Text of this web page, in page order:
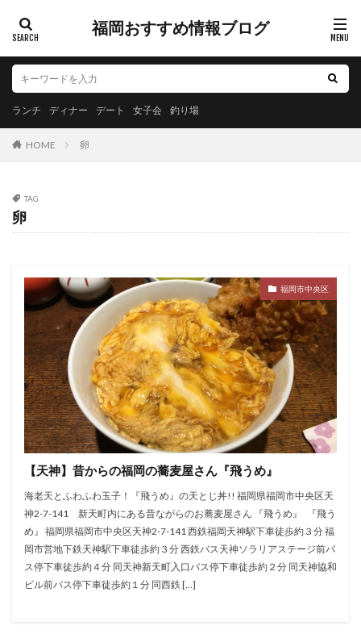
福岡おすすめ情報ブログ
ランチ ディナー デート 女子会 釣り場
HOME 卵
TAG
卵
福岡市中央区
【天神】昔からの福岡の蕎麦屋さん『飛うめ』
海老天とふわふわ玉子！『飛うめ』の天とじ丼!! 福岡県福岡市中央区天
神2-7-141 新天町内にある昔ながらのお蕎麦屋さん 『飛うめ』 『飛う
め』 福岡県福岡市中央区天神2-7-141 西鉄福岡天神駅下車徒歩約３分 福
岡市営地下鉄天神駅下車徒歩約３分 西鉄バス天神ソラリアステージ前バ
ス停下車徒歩約４分 同天神新天町入口バス停下車徒歩約２分 同天神協和
ビル前バス停下車徒歩約１分 同西鉄 […]